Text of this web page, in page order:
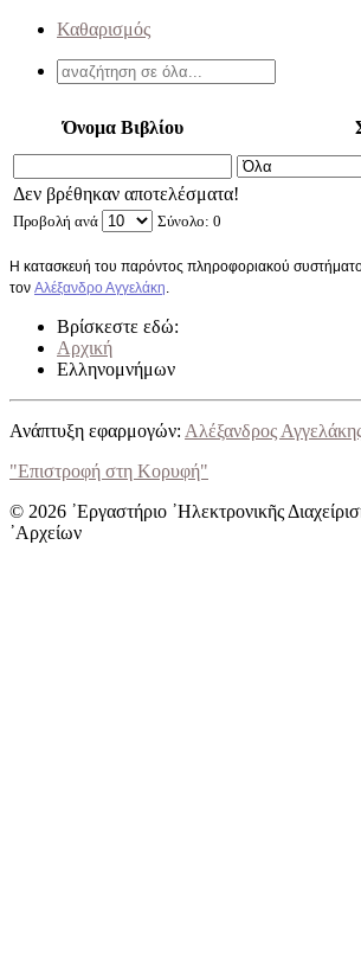
Καθαρισμός
Όνομα Βιβλίου
Προβολή ανά Σύνολο: 0
Δεν βρέθηκαν αποτελέσματα!
Η κατασκευή του παρόντος πληροφοριακού
τον Αλέξανδρο Αγγελάκη.
Βρίσκεστε εδώ:
Αρχική
Ελληνομνήμων
Ανάπτυξη εφαρμογών: Αλέξανδρος
"Επιστροφή στη Κορυφή"
© 2026 ᾿Εργαστήριο ᾿Ηλεκτρονικῆς
᾿Αρχείων